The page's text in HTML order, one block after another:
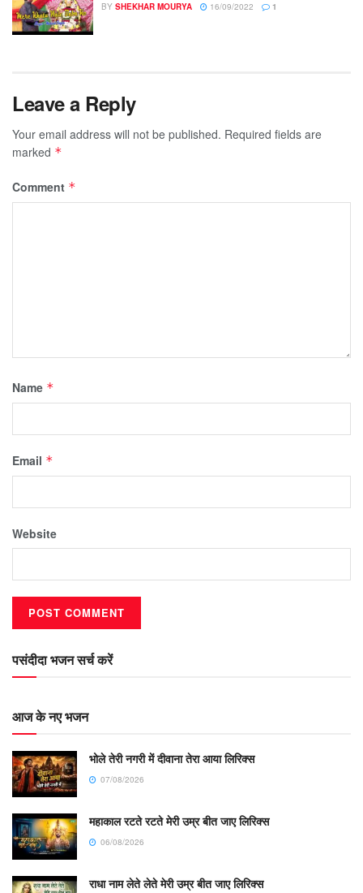
BY SHEKHAR MOURYA 16/09/2022 1
Leave a Reply
Your email address will not be published. Required fields are
marked *
Comment *
Name *
Email *
Website
पसंदीदा भजन सर्च करें
आज के नए भजन
भोले तेरी नगरी में दीवाना तेरा आया लिरिक्स
07/08/2026
महाकाल रटते रटते मेरी उम्र बीत जाए लिरिक्स
06/08/2026
राधा नाम लेते लेते मेरी उम्र बीत जाए लिरिक्स